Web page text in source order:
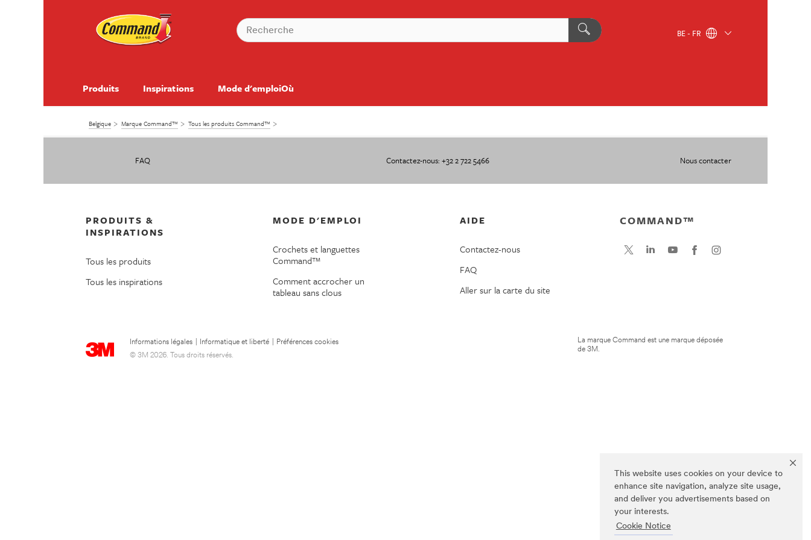
This website uses cookies on your device to
enhance site navigation, analyze site usage,
and deliver you advertisements based on
your interests.
Cookie Notice
BE - FR
Produits Inspirations Mode d'emploiOù
Belgique Marque Command™ Tous les produits Command™
FAQ Contactez-nous: +32 2 722 5466 Nous contacter
PRODUITS &
INSPIRATIONS
Tous les produits
Tous les inspirations
MODE D'EMPLOI
Crochets et languettes
Command™
Comment accrocher un
tableau sans clous
AIDE
Contactez-nous
FAQ
Aller sur la carte du site
Informations légales Informatique et liberté
Préférences cookies
© 3M 2026. Tous droits réservés.
COMMAND™
La marque Command est une marque déposée
de 3M.